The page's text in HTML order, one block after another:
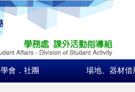
學會．社團 場地、器材借